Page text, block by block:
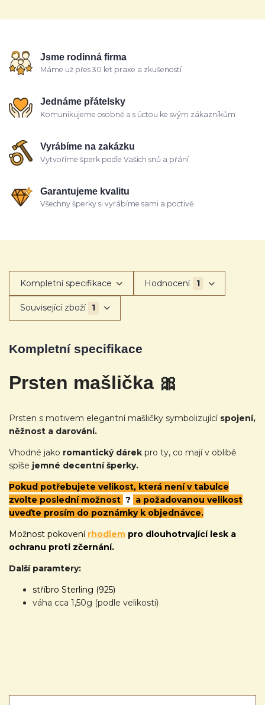
Jsme rodinná firma
Máme už přes 30 let praxe a zkušeností
Jednáme přátelsky
Komunikujeme osobně a s úctou ke svým zákazníkům
Vyrábíme na zakázku
Vytvoříme šperk podle Vašich snů a přání
Garantujeme kvalitu
Všechny šperky si vyrábíme sami a poctivě
Kompletní specifikace Hodnocení 1
Související zboží 1
Kompletní specifikace
Prsten mašlička 🎀
Prsten s motivem elegantní mašličky symbolizující spojení,
něžnost a darování.
Vhodné jako romantický dárek pro ty, co mají v oblibě
spíše jemné decentní šperky.
Pokud potřebujete velikost, která není v tabulce
zvolte poslední možnost ? a požadovanou velikost
uveďte prosím do poznámky k objednávce.
Možnost pokovení rhodiem pro dlouhotrvající lesk a
ochranu proti zčernání.
Další paramtery:
stříbro Sterling (925)
váha cca 1,50g (podle velikosti)